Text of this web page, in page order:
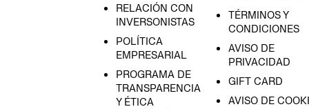
RELACIÓN CON
INVERSONISTAS
POLÍTICA
EMPRESARIAL
PROGRAMA DE
TRANSPARENCIA
Y ÉTICA
TÉRMINOS Y
CONDICIONES
AVISO DE
PRIVACIDAD
GIFT CARD
AVISO DE